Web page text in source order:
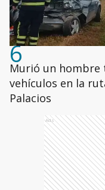
6
Murió un hombre
vehículos en la
Palacios
Ads